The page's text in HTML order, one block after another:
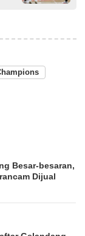
Besar-besaran,
Dijual